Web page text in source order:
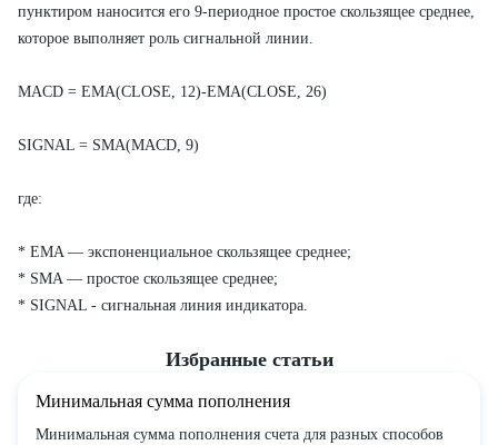
пунктиром наносится его 9-периодное простое скользящее среднее,
которое выполняет роль сигнальной линии.
MACD = EMA(CLOSE, 12)-EMA(CLOSE, 26)
SIGNAL = SMA(MACD, 9)
где:
* EMA — экспоненциальное скользящее среднее;
* SMA — простое скользящее среднее;
* SIGNAL - сигнальная линия индикатора.
Избранные статьи
Минимальная сумма пополнения
Минимальная сумма пополнения счета для разных способов